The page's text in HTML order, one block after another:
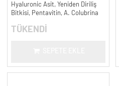
Hyaluronic Asit, Yeniden Diriliş
Bitkisi, Pentavitin, A. Colubrina
TÜKENDİ